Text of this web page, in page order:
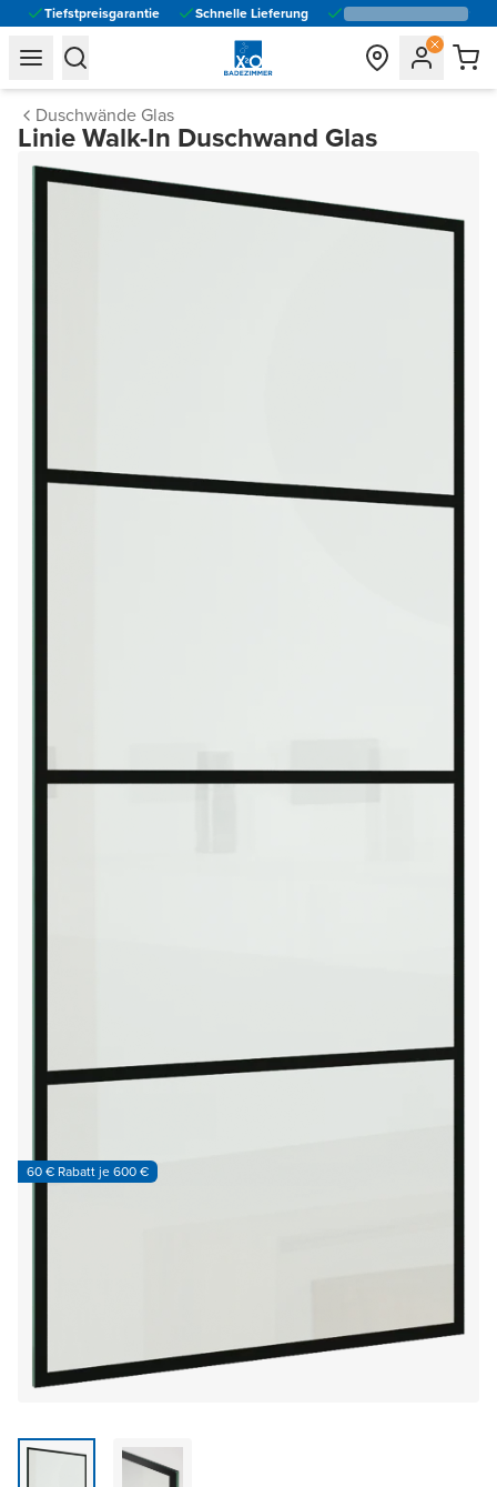
Tiefstpreisgarantie Schnelle Lieferung
general.navigation.toggle_menu.label
general.navigation.toggle_menu.label
Duschwände Glas
Linie Walk-In Duschwand Glas
60 € Rabatt je 600 €